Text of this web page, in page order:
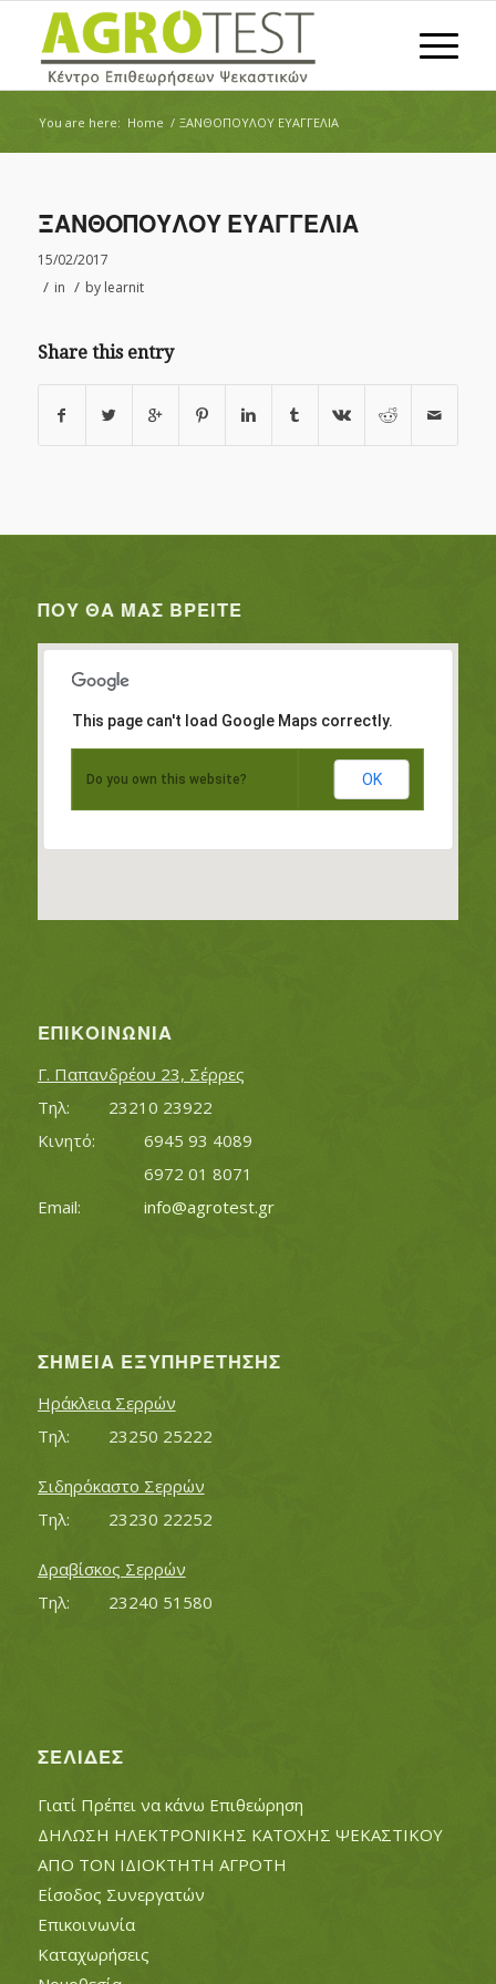
You are here: Home / ΞΑΝΘΟΠΟΥΛΟΥ ΕΥΑΓΓΕΛΙΑ
ΞΑΝΘΟΠΟΥΛΟΥ ΕΥΑΓΓΕΛΙΑ
15/02/2017
/ in / by learnit
Share this entry
ΠΟΥ ΘΑ ΜΑΣ ΒΡΕΊΤΕ
This page can't load Google Maps correctly.
Do you own this website? OK
ΕΠΙΚΟΙΝΩΝΊΑ
Γ. Παπανδρέου 23, Σέρρες
Τηλ:		23210 23922
Κινητό:		6945 93 4089
			6972 01 8071
info@agrotest.gr
ΣΗΜΕΊΑ ΕΞΥΠΗΡΈΤΗΣΗΣ
Ηράκλεια Σερρών
Τηλ:		23250 25222
Σιδηρόκαστο Σερρών
Τηλ:		23230 22252
Δραβίσκος Σερρών
Τηλ:		23240 51580
ΣΕΛΊΔΕΣ
Γιατί Πρέπει να κάνω Επιθεώρηση
ΔΗΛΩΣΗ ΗΛΕΚΤΡΟΝΙΚΗΣ ΚΑΤΟΧΗΣ ΨΕΚΑΣΤΙΚΟΥ
ΑΠΟ ΤΟΝ ΙΔΙΟΚΤΗΤΗ ΑΓΡΟΤΗ
Είσοδος Συνεργατών
Επικοινωνία
Καταχωρήσεις